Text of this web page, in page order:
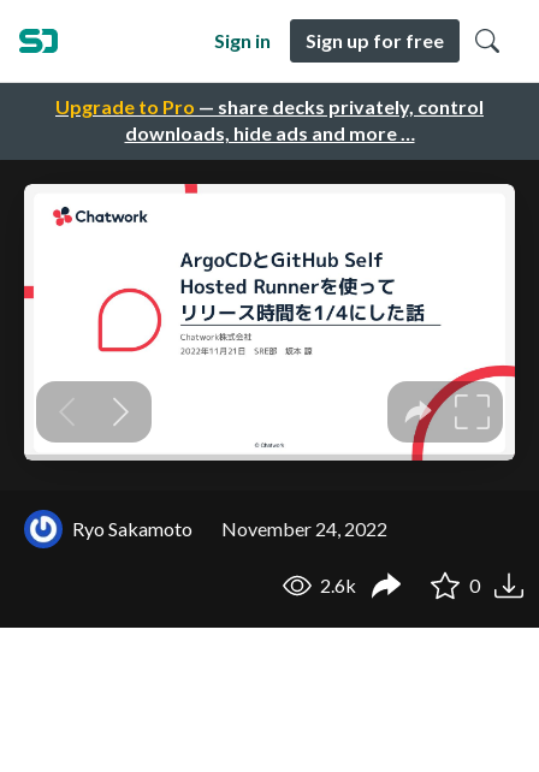
Upgrade to Pro — share decks privately, control
downloads, hide ads and more …
Sign in Sign up for free
Ryo Sakamoto November 24, 2022
2.6k 0